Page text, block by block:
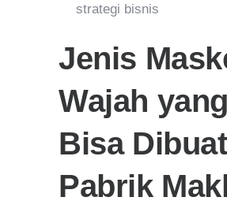
strategi bisnis
Jenis
Wajah yang
Bisa
Pabrik